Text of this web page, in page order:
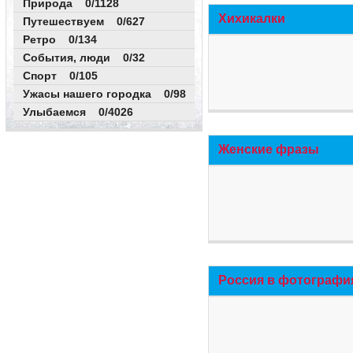
Природа 0/1128
Путешествуем 0/627
Ретро 0/134
События, люди 0/32
Спорт 0/105
Ужасы нашего городка 0/98
Улыбаемся 0/4026
Хихикалки
Женские фразы
Россия в